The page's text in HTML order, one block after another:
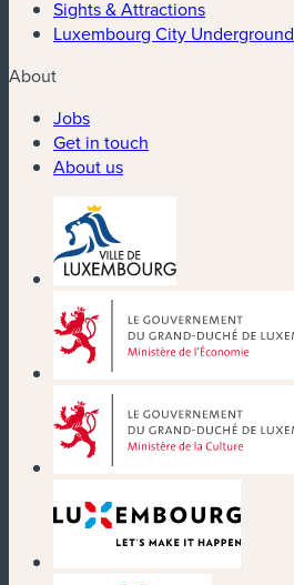
Sights & Attractions
Luxembourg City Underground
About
Jobs
Get in touch
About us